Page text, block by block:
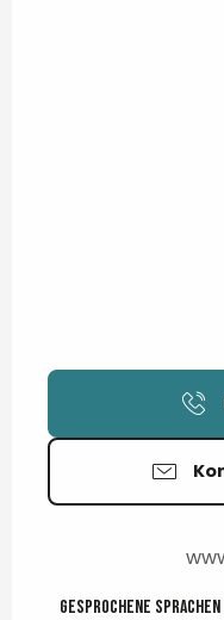
Gesprochene Sprachen
Gesprochene Sprachen